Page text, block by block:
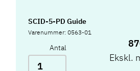
SCID-5-PD Guide
Varenummer: 0563-01
Antal